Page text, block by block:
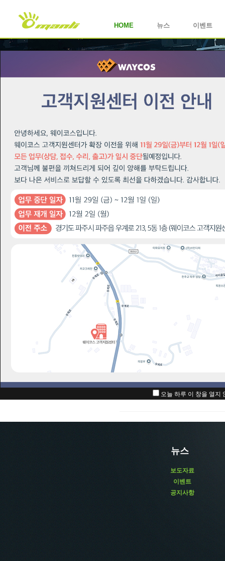
HOME 뉴스 이벤트
오늘 하루 이 창을 열지
아이디/패스
뉴스
보도자료
이벤트
공지사항